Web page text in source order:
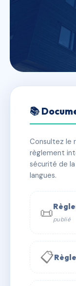
15 RUE
✓ Immatriculée
📞 Contacter
📚
Consultez le
règlement
sécurité de
langues.
📜publié
📋